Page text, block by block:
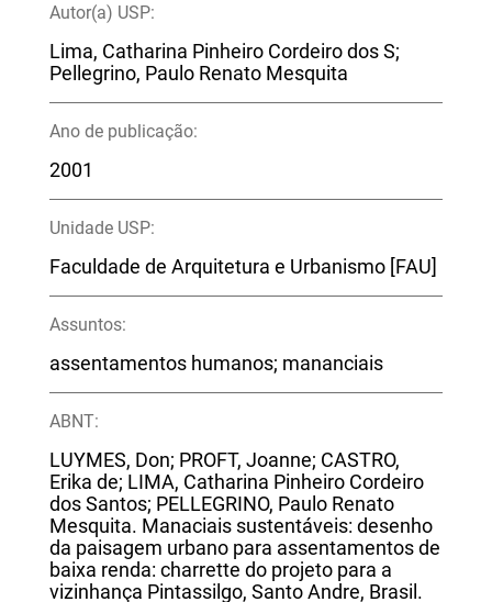
Autor(a) USP:
Lima, Catharina Pinheiro Cordeiro dos S;
Pellegrino, Paulo Renato Mesquita
Ano de publicação:
2001
Unidade USP:
Faculdade de Arquitetura e Urbanismo [FAU]
Assuntos:
assentamentos humanos; mananciais
ABNT:
LUYMES, Don; PROFT, Joanne; CASTRO,
Erika de; LIMA, Catharina Pinheiro Cordeiro
dos Santos; PELLEGRINO, Paulo Renato
Mesquita. Manaciais sustentáveis: desenho
da paisagem urbano para assentamentos de
baixa renda: charrette do projeto para a
vizinhança Pintassilgo, Santo Andre, Brasil.